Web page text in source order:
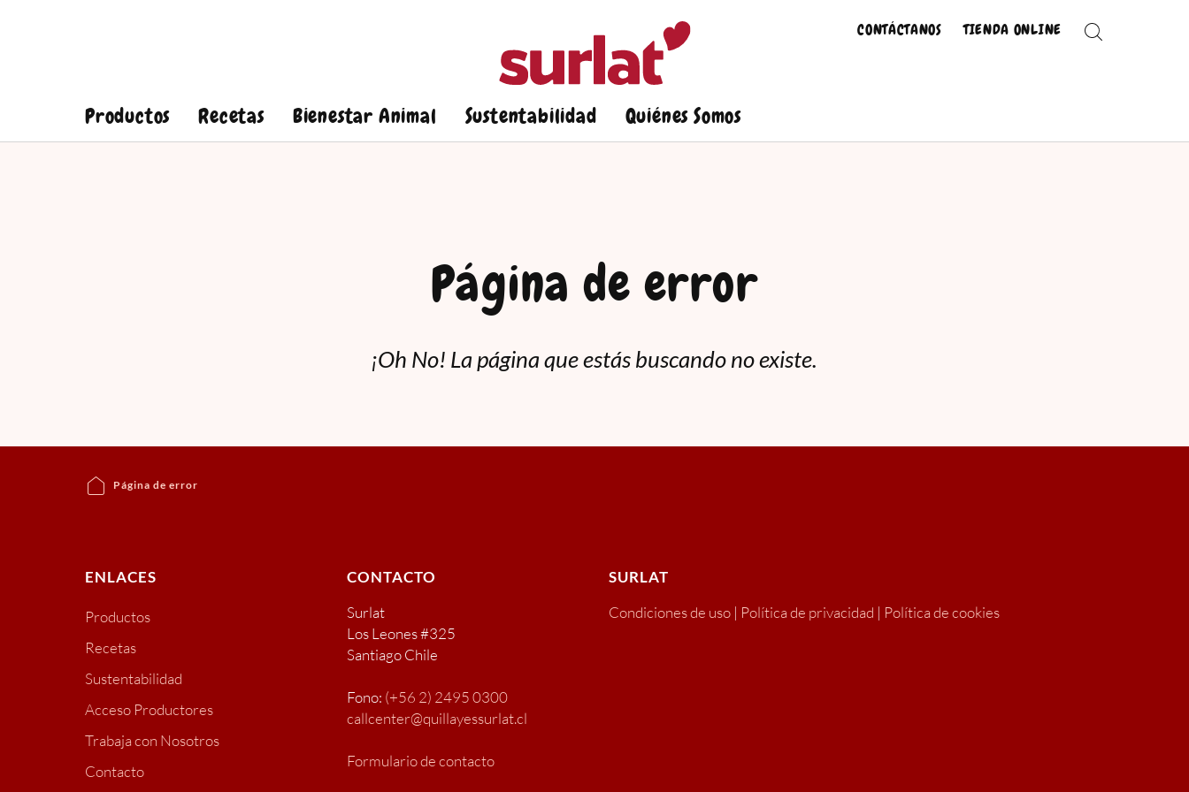
Productos Recetas Bienestar Animal Sustentabilidad Quiénes Somos
CONTÁCTANOS TIENDA ONLINE
Página de error
¡Oh No! La página que estás buscando no existe.
Página de error
ENLACES
Productos
Recetas
Sustentabilidad
Acceso Productores
Trabaja con Nosotros
Contacto
CONTACTO
Surlat
Los Leones #325
Santiago Chile
Fono: (+56 2) 2495 0300
callcenter@quillayessurlat.cl
Formulario de contacto
SURLAT
Condiciones de uso | Política de privacidad | Política de cookies